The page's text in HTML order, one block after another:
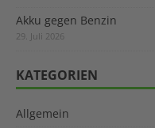
Akku gegen Benzin
29. Juli 2026
KATEGORIEN
Allgemein